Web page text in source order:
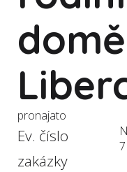
pronajato
Ev. číslo
zakázky
7